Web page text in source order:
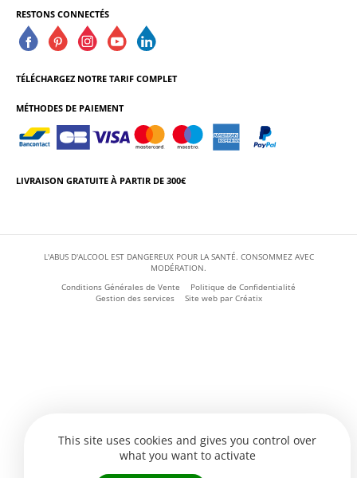
RESTONS CONNECTÉS
TÉLÉCHARGEZ NOTRE TARIF COMPLET
MÉTHODES DE PAIEMENT
LIVRAISON GRATUITE À PARTIR DE 300€
L'ABUS D'ALCOOL EST DANGEREUX POUR LA SANTÉ. CONSOMMEZ AVEC
MODÉRATION.
Conditions Générales de Vente
Politique de Confidentialité
Gestion des services
Site web par Créatix
This site uses cookies and gives you control over
what you want to activate